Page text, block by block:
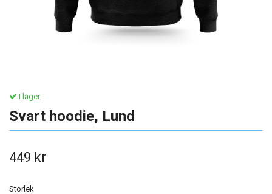
I lager.
Svart hoodie, Lund
449 kr
Storlek